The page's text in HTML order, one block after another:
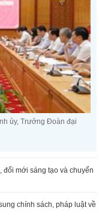
ủy, Trưởng Đoàn đại
đổi mới sáng tạo và chuyển
chính sách, pháp luật về